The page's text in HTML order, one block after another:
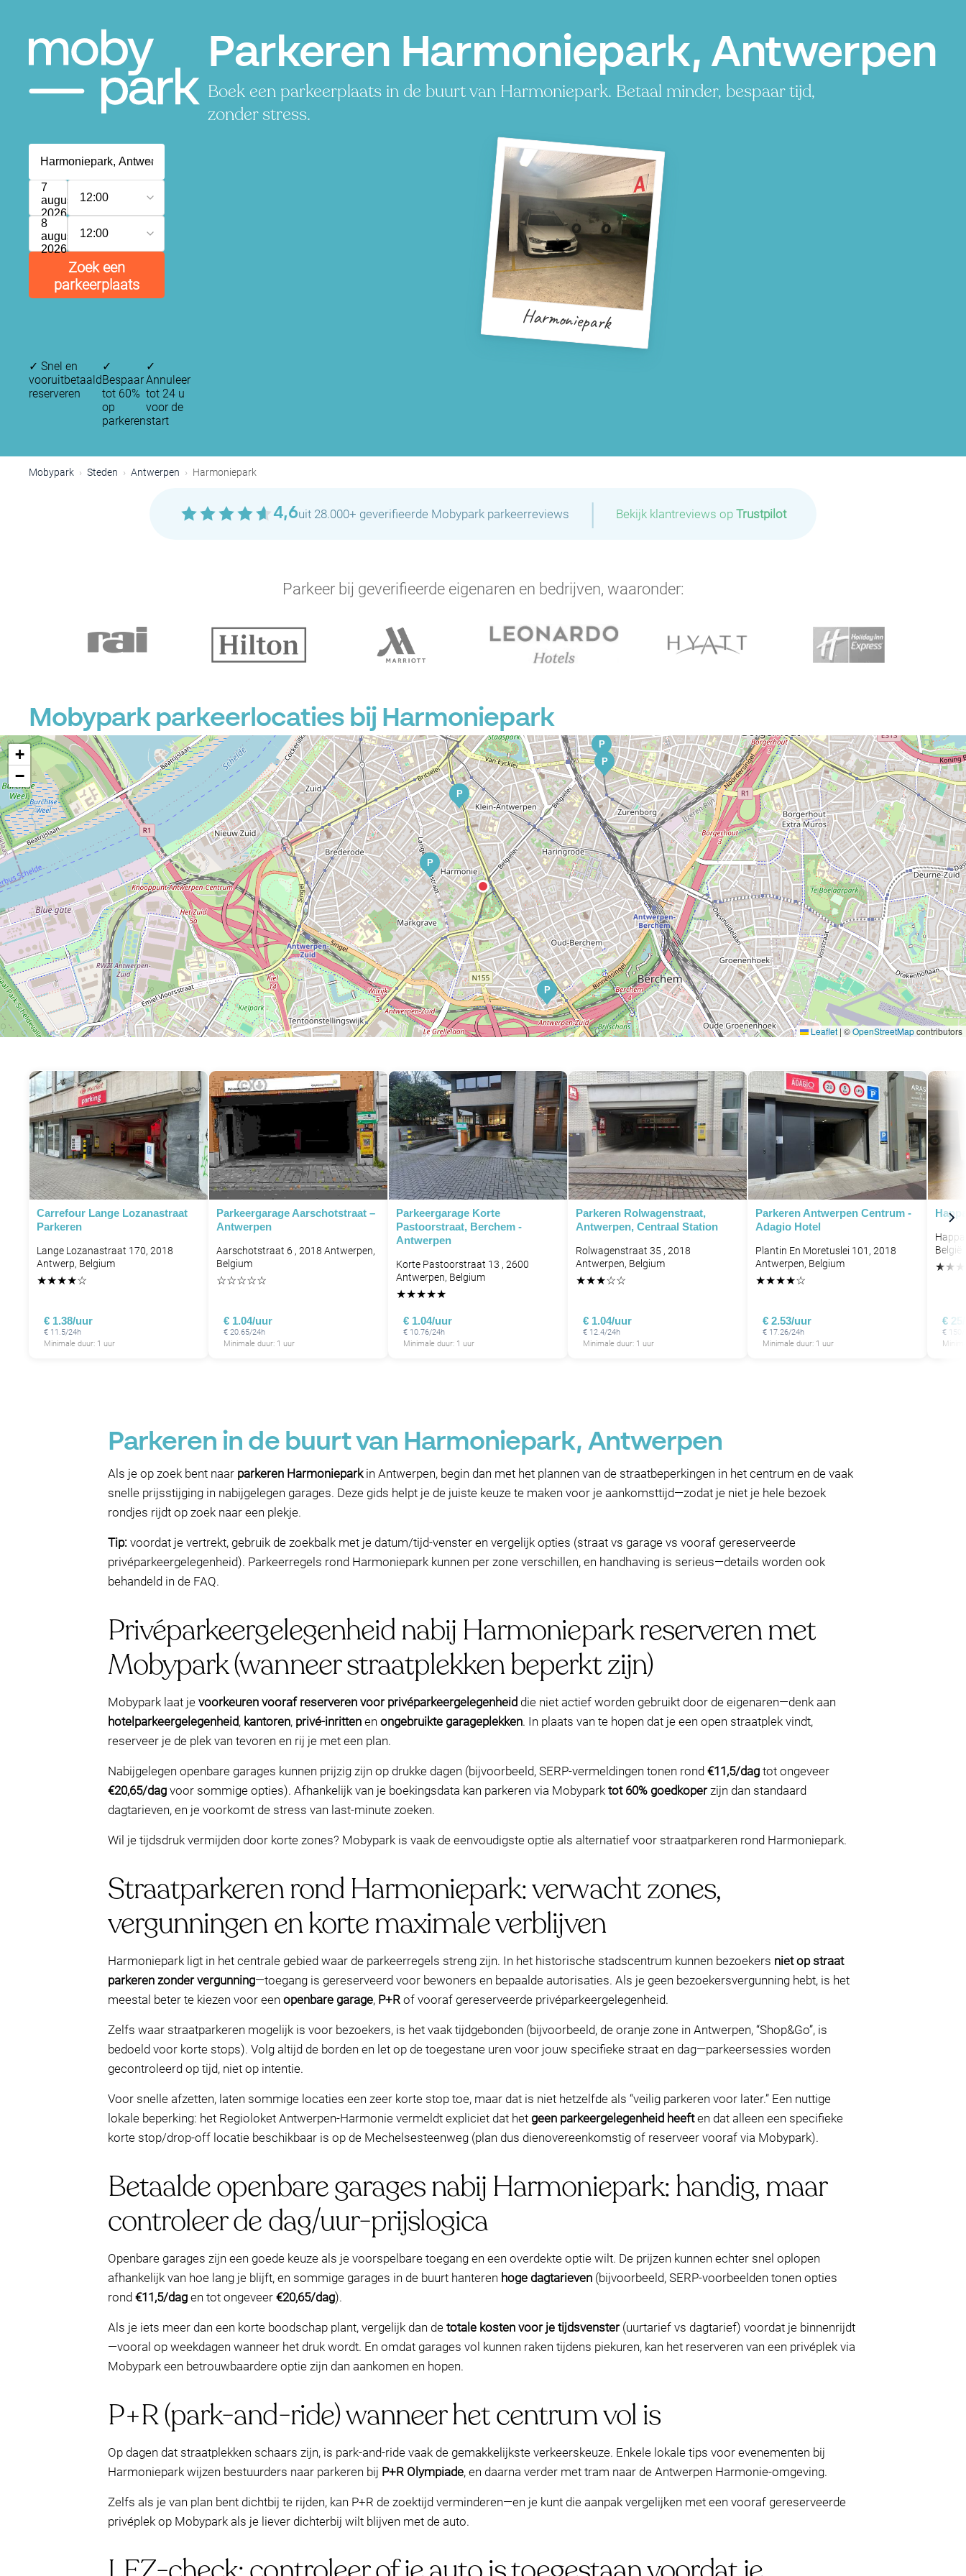
Parkeren Harmoniepark, Antwerpen
Boek een parkeerplaats in de buurt van Harmoniepark. Betaal minder, bespaar tijd,
zonder stress.
7
augustus
2026
12:00
8
augustus
2026
12:00
Zoek een
parkeerplaats
Harmoniepark
✓ Snel en
vooruitbetaald
reserveren
✓
Bespaar
tot 60%
op
parkeren
✓
Annuleer
tot 24 u
voor de
start
Mobypark Steden Antwerpen Harmoniepark
4,6uit 28.000+ geverifieerde Mobypark parkeerreviews | Bekijk klantreviews op Trustpilot
Parkeer bij geverifieerde eigenaren en bedrijven, waaronder:
Mobypark parkeerlocaties bij Harmoniepark
P
P
P
P
P
P
P
+
−
Leaflet | ©OpenStreetMapcontributors
Carrefour Lange Lozanastraat
Parkeren
Lange Lozanastraat 170, 2018
Antwerp, Belgium
★★★★☆
€ 1.38/uur
€ 11.5/24h
Minimale duur: 1 uur
Parkeergarage Aarschotstraat –
Antwerpen
Aarschotstraat 6 , 2018 Antwerpen,
Belgium
☆☆☆☆☆
€ 1.04/uur
€ 20.65/24h
Minimale duur: 1 uur
Parkeergarage Korte
Pastoorstraat, Berchem -
Antwerpen
Korte Pastoorstraat 13 , 2600
Antwerpen, Belgium
★★★★★
€ 1.04/uur
€ 10.76/24h
Minimale duur: 1 uur
Parkeren Rolwagenstraat,
Antwerpen, Centraal Station
Rolwagenstraat 35 , 2018
Antwerpen, Belgium
★★★☆☆
€ 1.04/uur
€ 12.4/24h
Minimale duur: 1 uur
Parkeren Antwerpen Centrum -
Adagio Hotel
Plantin En Moretuslei 101, 2018
Antwerpen, Belgium
★★★★☆
€ 2.53/uur
€ 17.26/24h
Minimale duur: 1 uur
België
★★ ★
€
€ 150/
Parkeren in de buurt van Harmoniepark, Antwerpen
Als je op zoek bent naar parkeren Harmonieparkin Antwerpen, begin dan met het plannen van de straatbeperkingen in het centrum en de vaak
snelle prijsstijging in nabijgelegen garages. Deze gids helpt je de juiste keuze te maken voor je aankomsttijd—zodat je niet je hele bezoek
rondjes rijdt op zoek naar een plekje.
Tip: voordat je vertrekt, gebruik de zoekbalk met je datum/tijd-venster en vergelijk opties (straat vs garage vs vooraf gereserveerde
privéparkeergelegenheid). Parkeerregels rond Harmoniepark kunnen per zone verschillen, en handhaving is serieus—details worden ook
behandeld in de FAQ.
Privéparkeergelegenheid nabij Harmoniepark reserveren met
Mobypark (wanneer straatplekken beperkt zijn)
Mobypark laat je voorkeuren vooraf reserveren voor privéparkeergelegenheid die niet actief worden gebruikt door de eigenaren—denk aan
hotelparkeergelegenheid, kantoren, privé-inritten en ongebruikte garageplekken. In plaats van te hopen dat je een open straatplek vindt,
reserveer je de plek van tevoren en rij je met een plan.
Nabijgelegen openbare garages kunnen prijzig zijn op drukke dagen (bijvoorbeeld, SERP-vermeldingen tonen rond €11,5/dag tot ongeveer
€20,65/dag voor sommige opties). Afhankelijk van je boekingsdata kan parkeren via Mobypark tot 60% goedkoperzijn dan standaard
dagtarieven, en je voorkomt de stress van last-minute zoeken.
Wil je tijdsdruk vermijden door korte zones? Mobypark is vaak de eenvoudigste optie als alternatief voor straatparkeren rond Harmoniepark.
Straatparkeren rond Harmoniepark: verwacht zones,
vergunningen en korte maximale verblijven
Harmoniepark ligt in het centrale gebied waar de parkeerregels streng zijn. In het historische stadscentrum kunnen bezoekers niet op straat
parkeren zonder vergunning—toegang is gereserveerd voor bewoners en bepaalde autorisaties. Als je geen bezoekersvergunning hebt, is het
meestal beter te kiezen voor een openbare garage, P+R of vooraf gereserveerde privéparkeergelegenheid.
Zelfs waar straatparkeren mogelijk is voor bezoekers, is het vaak tijdgebonden (bijvoorbeeld, de oranje zone in Antwerpen, “Shop&Go”, is
bedoeld voor korte stops). Volg altijd de borden en let op de toegestane uren voor jouw specifieke straat en dag—parkeersessies worden
gecontroleerd op tijd, niet op intentie.
Voor snelle afzetten, laten sommige locaties een zeer korte stop toe, maar dat is niet hetzelfde als “veilig parkeren voor later.” Een nuttige
lokale beperking: het Regioloket Antwerpen-Harmonie vermeldt expliciet dat het geen parkeergelegenheid heeften dat alleen een specifieke
korte stop/drop-off locatie beschikbaar is op de Mechelsesteenweg (plan dus dienovereenkomstig of reserveer vooraf via Mobypark).
Betaalde openbare garages nabij Harmoniepark: handig, maar
controleer de dag/uur-prijslogica
Openbare garages zijn een goede keuze als je voorspelbare toegang en een overdekte optie wilt. De prijzen kunnen echter snel oplopen
afhankelijk van hoe lang je blijft, en sommige garages in de buurt hanteren hoge dagtarieven (bijvoorbeeld, SERP-voorbeelden tonen opties
rond €11,5/dag en tot ongeveer €20,65/dag).
Als je iets meer dan een korte boodschap plant, vergelijk dan de totale kosten voor je tijdsvenster(uurtarief vs dagtarief) voordat je binnenrijdt
—vooral op weekdagen wanneer het druk wordt. En omdat garages vol kunnen raken tijdens piekuren, kan het reserveren van een privéplek via
Mobypark een betrouwbaardere optie zijn dan aankomen en hopen.
P+R (park-and-ride) wanneer het centrum vol is
Op dagen dat straatplekken schaars zijn, is park-and-ride vaak de gemakkelijkste verkeerskeuze. Enkele lokale tips voor evenementen bij
Harmoniepark wijzen bestuurders naar parkeren bij P+R Olympiade, en daarna verder met tram naar de Antwerpen Harmonie-omgeving.
Zelfs als je van plan bent dichtbij te rijden, kan P+R de zoektijd verminderen—en je kunt die aanpak vergelijken met een vooraf gereserveerde
privéplek op Mobypark als je liever dichterbij wilt blijven met de auto.